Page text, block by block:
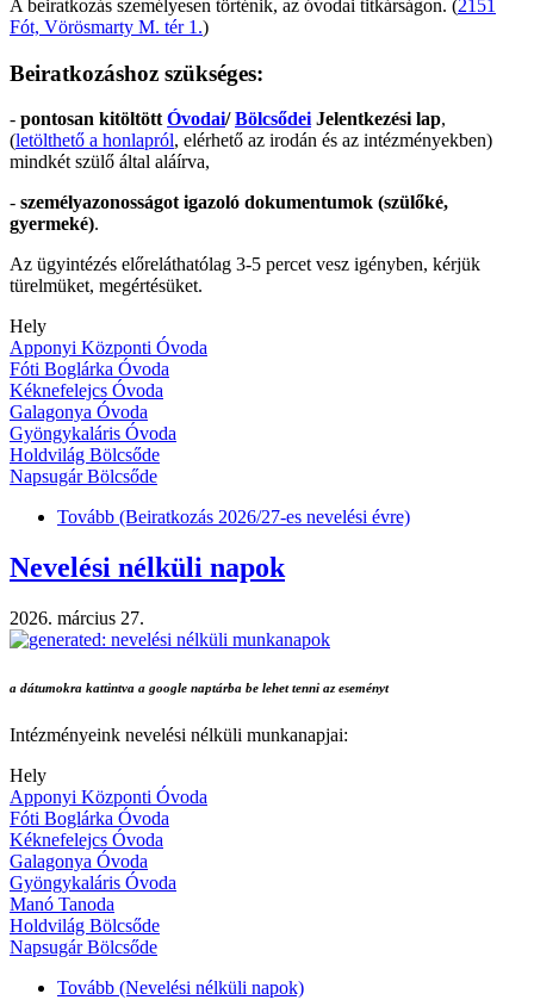
A beiratkozás személyesen történik, az óvodai titkárságon. (2151
Fót, Vörösmarty M. tér 1.)
Beiratkozáshoz szükséges:
- pontosan kitöltöttÓvodai/BölcsődeiJelentkezési lap,
(letölthető a honlapról, elérhető az irodán és az intézményekben)
mindkét szülő által aláírva,
- személyazonosságot igazoló dokumentumok (szülőké,
gyermeké).
Az ügyintézés előreláthatólag 3-5 percet vesz igényben, kérjük
türelmüket, megértésüket.
Hely
Apponyi Központi Óvoda
Fóti Boglárka Óvoda
Kéknefelejcs Óvoda
Galagonya Óvoda
Gyöngykaláris Óvoda
Holdvilág Bölcsőde
Napsugár Bölcsőde
Tovább (Beiratkozás 2026/27-es nevelési évre)
Nevelési nélküli napok
2026. március 27.
a dátumokra kattintva a google naptárba be lehet tenni az eseményt
Intézményeink nevelési nélküli munkanapjai:
Hely
Apponyi Központi Óvoda
Fóti Boglárka Óvoda
Kéknefelejcs Óvoda
Galagonya Óvoda
Gyöngykaláris Óvoda
Manó Tanoda
Holdvilág Bölcsőde
Napsugár Bölcsőde
Tovább (Nevelési nélküli napok)